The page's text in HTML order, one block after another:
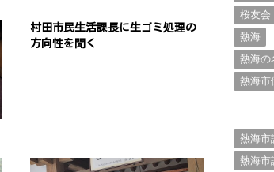
村田市民生活課長に生ゴミ処理の
方向性を聞く
桜友会
熱海
熱海の
熱海市
熱海市
熱海市